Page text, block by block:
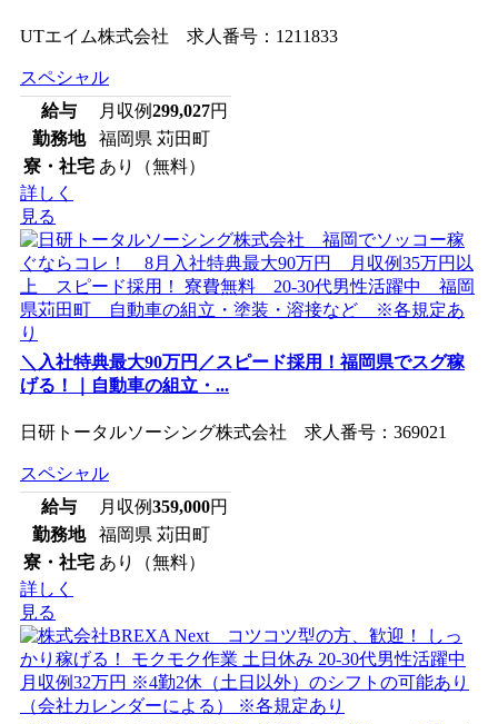
UTエイム株式会社 求人番号：1211833
スペシャル
給与
月収例299,027円
勤務地
福岡県 苅田町
寮・社宅 あり（無料）
詳しく
見る
＼入社特典最大90万円／スピード採用！福岡県でスグ稼
げる！｜自動車の組立・...
日研トータルソーシング株式会社 求人番号：369021
スペシャル
給与
月収例359,000円
勤務地
福岡県 苅田町
寮・社宅 あり（無料）
詳しく
見る